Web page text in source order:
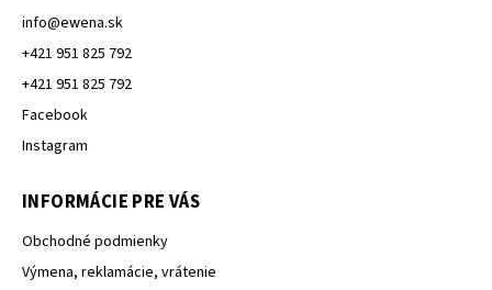
info@ewena.sk
+421 951 825 792
+421 951 825 792
Facebook
Instagram
INFORMÁCIE PRE VÁS
Obchodné podmienky
Výmena, reklamácie, vrátenie